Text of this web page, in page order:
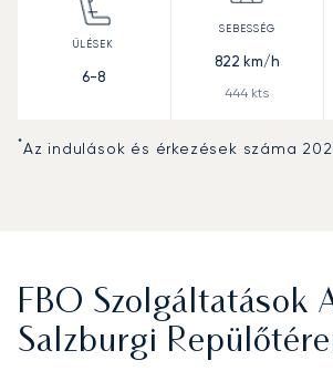
6-8
822 km/h
444 kts
*Az indulások és érkezések száma
FBO Szolgáltatások
Salzburgi